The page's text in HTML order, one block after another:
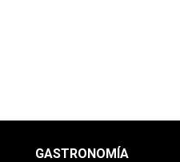
GASTRONOMÍA